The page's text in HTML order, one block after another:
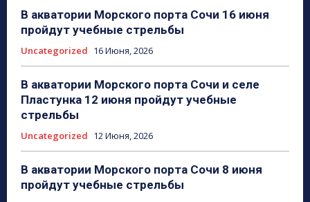
В акватории Морского порта Сочи 16 июня
пройдут учебные стрельбы
Uncategorized 16 Июня, 2026
В акватории Морского порта Сочи и селе
Пластунка 12 июня пройдут учебные
стрельбы
Uncategorized 12 Июня, 2026
В акватории Морского порта Сочи 8 июня
пройдут учебные стрельбы